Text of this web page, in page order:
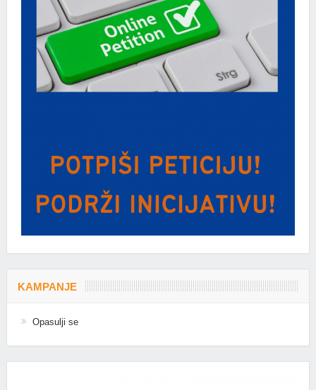
KAMPANJE
Opasulji se